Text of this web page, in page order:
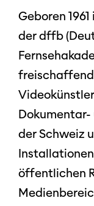
Geboren
der dffb
der Schweiz
öffentlichen